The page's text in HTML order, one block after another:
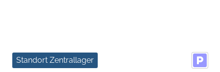
Standort Zentrallager